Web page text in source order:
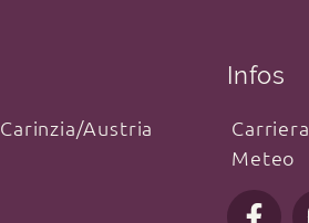
Carinzia/Austria
Infos
Carriera
Meteo